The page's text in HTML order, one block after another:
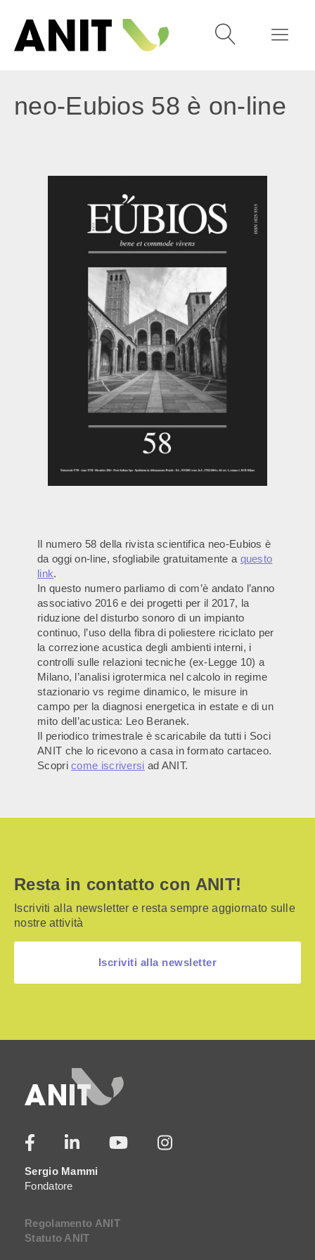
neo-Eubios 58 è on-line
Il numero 58 della rivista scientifica neo-Eubios è
da oggi on-line, sfogliabile gratuitamente a questo
link.
In questo numero parliamo di com’è andato l’anno
associativo 2016 e dei progetti per il 2017, la
riduzione del disturbo sonoro di un impianto
continuo, l’uso della fibra di poliestere riciclato per
la correzione acustica degli ambienti interni, i
controlli sulle relazioni tecniche (ex-Legge 10) a
Milano, l’analisi igrotermica nel calcolo in regime
stazionario vs regime dinamico, le misure in
campo per la diagnosi energetica in estate e di un
mito dell’acustica: Leo Beranek.
Il periodico trimestrale è scaricabile da tutti i Soci
ANIT che lo ricevono a casa in formato cartaceo.
Scopricome iscriversi ad ANIT.
Resta in contatto con ANIT!
Iscriviti alla newsletter e resta sempre aggiornato sulle
nostre attività
Iscriviti alla newsletter
Sergio Mammi
Fondatore
Regolamento ANIT
Statuto ANIT